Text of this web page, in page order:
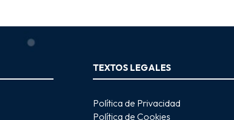
TEXTOS LEGALES
Política de Privacidad
Política de Cookies